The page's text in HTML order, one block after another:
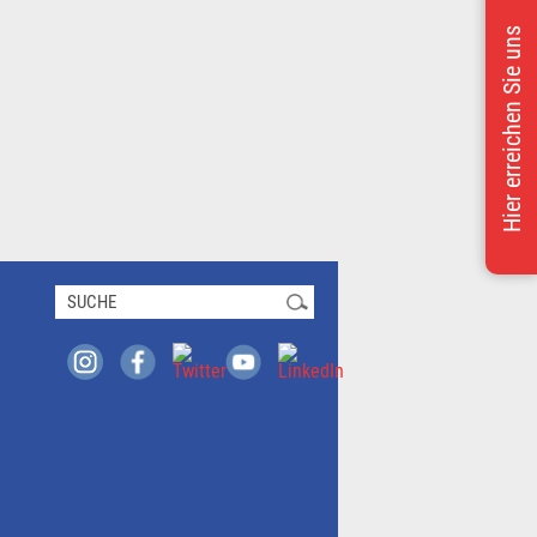
Hier erreichen Sie uns